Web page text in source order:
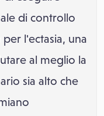
di controllo
l'ectasia, una
al meglio la
sia alto che